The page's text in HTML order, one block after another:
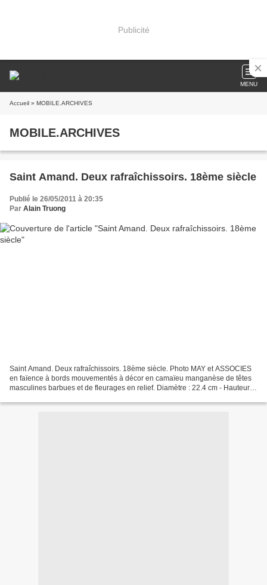
Publicité
MENU
Accueil » MOBILE.ARCHIVES
MOBILE.ARCHIVES
Saint Amand. Deux rafraîchissoirs. 18ème siècle
Publié le 26/05/2011 à 20:35
Par Alain Truong
Saint Amand. Deux rafraîchissoirs. 18ème siècle. Photo MAY et ASSOCIES
en faïence à bords mouvementés à décor en camaïeu manganèse de têtes
masculines barbues et de fleurages en relief. Diamètre : 22.4 cm - Hauteur :